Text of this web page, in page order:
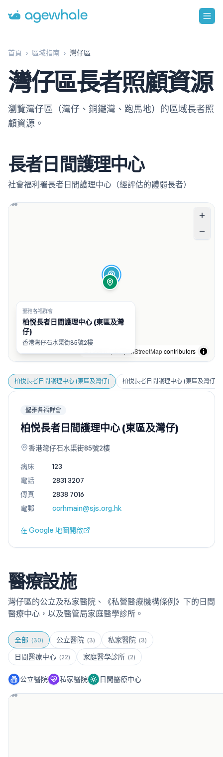
Go to homepage
首頁 › 區域指南 › 灣仔區
灣仔區長者照顧資源
瀏覽灣仔區（灣仔、銅鑼灣、跑馬地）的區域長者照
顧資源。
長者日間護理中心
社會福利署長者日間護理中心（經評估的體弱長者）
OpenStreetMapcontributors
聖雅各福群會
柏悦長者日間護理中心 (東區及灣
仔)
香港灣仔石水渠街85號2樓
柏悦長者日間護理中心 (東區及灣仔) 柏悦長者日間護理中心 (東區及灣仔) (
聖雅各福群會
柏悦長者日間護理中心 (東區及灣仔)
香港灣仔石水渠街85號2樓
病床
123
電話
2831 3207
傳真
2838 7016
電郵
ccrhmain@sjs.org.hk
在 Google 地圖開啟
醫療設施
灣仔區的公立及私家醫院、《私營醫療機構條例》下的日間
醫療中心，以及醫管局家庭醫學診所。
全部 (30) 公立醫院 (3) 私家醫院 (3)
日間醫療中心 (22) 家庭醫學診所 (2)
公立醫院 私家醫院 日間醫療中心